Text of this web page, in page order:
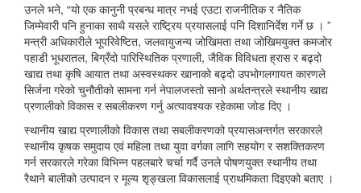
उनले भने, “यो एक कानुनी प्रबन्ध मात्र नभई एउटा राजनीतिक र नैतिक
जिम्मेवारी पनि हुनाका साथै यसले राष्ट्रिय प्रयासलाई पनि दिशानिर्देश गर्ने छ । ”
मन्त्री अधिकारीले भूपरिवेष्टित, जलवायुजन्य जोखिमता तथा जोखिमयुक्त कमजोर
पहाडी भूधरातल, बिग्रँदो पारिस्थितिक प्रणाली, जैविक विविधता ह्रास र बढ्दो
खाद्य तथा कृषि आयात तथा अस्वस्थकर खानाको बढ्दो उपभोगलगायत कारणले
सिर्जना गरेको चुनौतीको सामना गर्न नेपालजस्तो सानो अर्थतन्त्रले स्थानीय खाद्य
प्रणालीको विकास र सबलीकरण गर्नु अत्यावश्यक रहेकामा जोड दिए ।
स्थानीय खाद्य प्रणालीको विकास तथा सबलीकरणको प्रयासअन्तर्गत सरकारले
स्थानीय कृषक समुदाय एवं महिला तथा युवा वर्गका लागि सहयोग र सशक्तिकरण
गर्न सरकारले गरेका विभिन्न पहलबारे चर्चा गर्दै उनले पोषणयुक्त स्थानीय तथा
रैथाने बालीको उत्पादन र मूल्य शृङ्खला विकासलाई प्राथमिकता दिइएको बताए ।